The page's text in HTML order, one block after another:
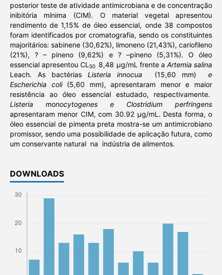
posterior teste de atividade antimicrobiana e de concentração
inibitória mínima (CIM). O material vegetal apresentou
rendimento de 1,15% de óleo essencial, onde 38 compostos
foram identificados por cromatografia, sendo os constituintes
majoritários: sabinene (30,62%), limoneno (21,43%), cariofileno
(21%), ? – pineno (9,62%) e ? –pineno (5,31%). O óleo
essencial apresentou CL 50 8,48 µg/mL frente a Artemia salina
Leach. As bactériasListeria innocua (15,60 mm) e
Escherichia coli (5,60 mm), apresentaram menor e maior
resistência ao óleo essencial estudado, respectivamente.
Listeria monocytogenes e Clostridium perfringens
apresentaram menor CIM, com 30.92 µg/mL. Desta forma, o
óleo essencial de pimenta preta mostra-se um antimicrobiano
promissor, sendo uma possibilidade de aplicação futura, como
um conservante natural na indústria de alimentos.
DOWNLOADS